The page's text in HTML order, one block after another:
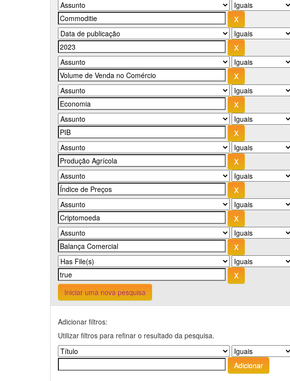
Iniciar uma nova pesquisa
Adicionar filtros:
Utilizar filtros para refinar o resultado da pesquisa.